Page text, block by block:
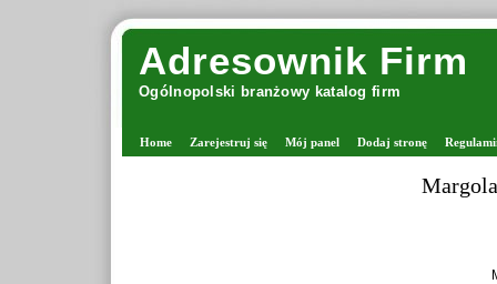
Adresownik Firm
Ogólnopolski branżowy katalog firm
Home Zarejestruj się Mój panel Dodaj stronę